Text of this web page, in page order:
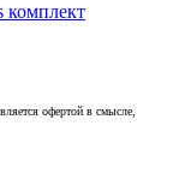
комплект
офертой в смысле,